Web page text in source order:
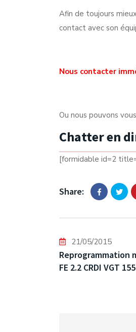
Afin de toujours
contact avec son
Nous contacter
Ou nous pouvons
Chatter en
[formidable id=2
Share:
21/05/2015
Reprogrammation
FE 2.2 CRDI VGT